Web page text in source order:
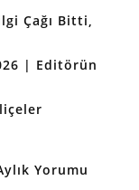
Çağı Bitti,
| Editörün
Yorumu